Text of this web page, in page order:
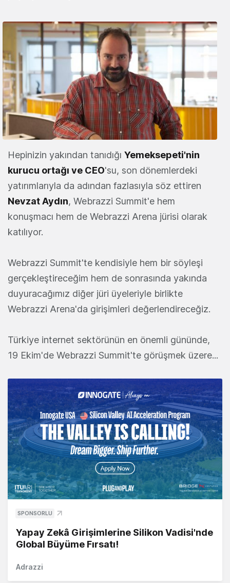
Hepinizin yakından tanıdığı Yemeksepeti'nin
kurucu ortağı ve CEO'su, son dönemlerdeki
yatırımlarıyla da adından fazlasıyla söz ettiren
Nevzat Aydın, Webrazzi Summit'e hem
konuşmacı hem de Webrazzi Arena jürisi olarak
katılıyor.
Webrazzi Summit'te kendisiyle hem bir söyleşi
gerçekleştireceğim hem de sonrasında yakında
duyuracağımız diğer jüri üyeleriyle birlikte
Webrazzi Arena'da girişimleri değerlendireceğiz.
Türkiye internet sektörünün en önemli gününde,
19 Ekim'de Webrazzi Summit'te görüşmek üzere...
SPONSORLU
Yapay Zekâ Girişimlerine Silikon Vadisi'nde
Global Büyüme Fırsatı!
Adrazzi